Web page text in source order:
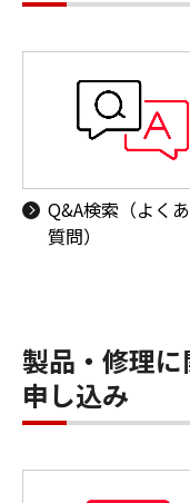
Q&A検索（よく
質問）
製品・修理
申し込み